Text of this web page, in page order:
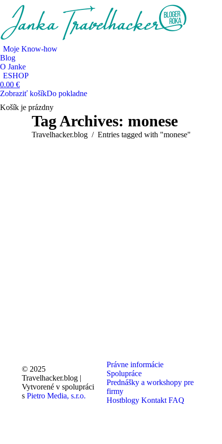
Moje Know-how
Blog
O Janke
ESHOP
0.00 €
Zobraziť košíkDo pokladne
Košík je prázdny
Tag Archives: monese
You are here:
Travelhacker.blog Entries tagged with "monese"
© 2025
Travelhacker.blog |
Vytvorené v spolupráci
s Pietro Media, s.r.o.
Právne informácie
Spolupráce
Prednášky a workshopy pre
firmy
Hostblogy Kontakt FAQ